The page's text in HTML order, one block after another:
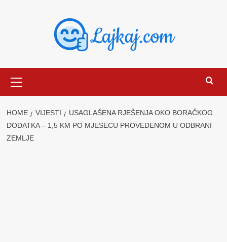
Menu
HOME VIJESTI
USAGLAŠENA RJEŠENJA OKO BORAČKOG
DODATKA – 1,5 KM PO MJESECU PROVEDENOM U ODBRANI
ZEMLJE